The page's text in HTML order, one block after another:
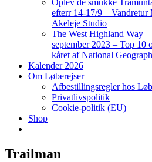
Oplev de smukke
efterr 14-17/9 – Vandretur
Akeleje Studio
The West Highland Way
september 2023 – Top 10
kåret af National
Kalender 2026
Om Løberejser
Afbestillingsregler hos
Privatlivspolitik
Cookie-politik (EU)
Shop
Trailman